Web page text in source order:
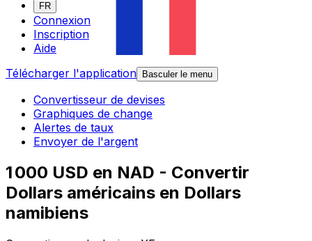
FR
Connexion
Inscription
Aide
Télécharger l'application
Basculer le menu
Convertisseur de devises
Graphiques de change
Alertes de taux
Envoyer de l'argent
1 000 USD en NAD - Convertir
Dollars américains en Dollars
namibiens